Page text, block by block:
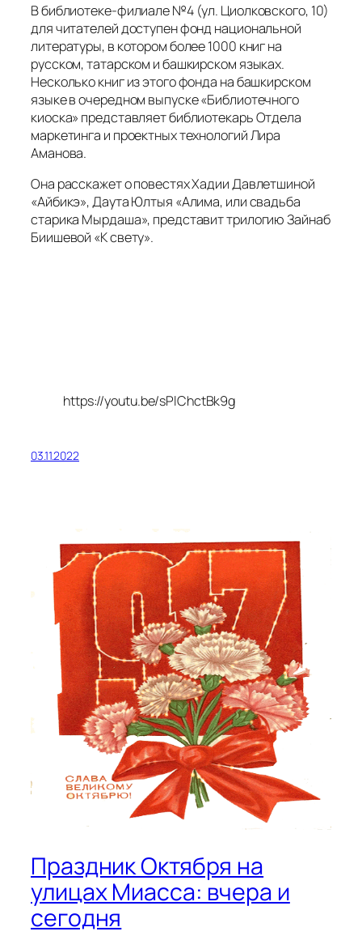
В библиотеке-филиале №4 (ул. Циолковского, 10)
для читателей доступен фонд национальной
литературы, в котором более 1000 книг на
русском, татарском и башкирском языках.
Несколько книг из этого фонда на башкирском
языке в очередном выпуске «Библиотечного
киоска» представляет библиотекарь Отдела
маркетинга и проектных технологий Лира
Аманова.
Она расскажет о повестях Хадии Давлетшиной
«Айбикэ», Даута Юлтыя «Алима, или свадьба
старика Мырдаша», представит трилогию Зайнаб
Биишевой «К свету».
https://youtu.be/sPlChctBk9g
03.11.2022
Праздник Октября на
улицах Миасса: вчера и
сегодня